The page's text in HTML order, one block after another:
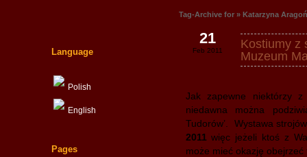
Tag-Archive for » Katarzyna
Kostiumy z
Muzeum
21
Feb 2011
Jak zapewne niektórzy
niedawna można
Tudorów’. Wystawa
2011więc jeżeli ktoś z
może mieć okazję
Language
Polish
English
Pages